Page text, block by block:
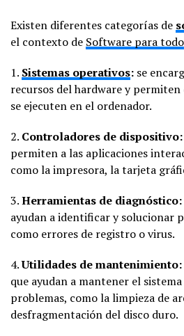
Existen diferentes categorías de
el contexto de Software para todo
1. Sistemas operativos: se
recursos del hardware y
se ejecuten en el ordenador.
2. Controladores de dispositivo:
permiten a las aplicaciones
como la impresora, la tarjeta
3.Herramientas de diagnóstico:
ayudan a identificar y solucionar
como errores de registro o virus.
4.Utilidades de mantenimiento:
que ayudan a mantener el
problemas, como la limpieza de
desfragmentación del disco duro.